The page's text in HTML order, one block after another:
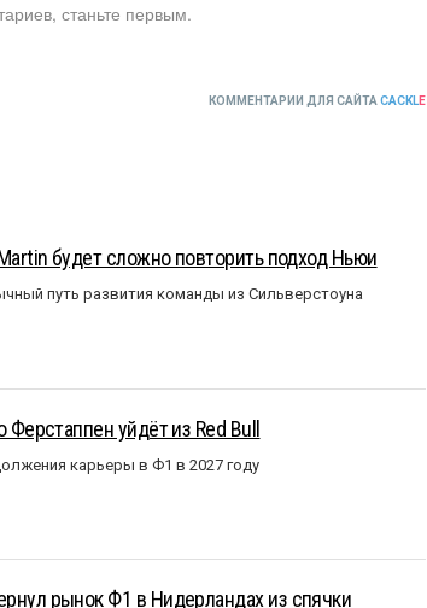
станьте первым.
КОММЕНТАРИИ ДЛЯ САЙТАCACKLE
будет сложно повторить подход Ньюи
путь развития команды из Сильверстоуна
уйдёт из Red Bull
карьеры в Ф1 в 2027 году
рынок Ф1 в Нидерландах из спячки